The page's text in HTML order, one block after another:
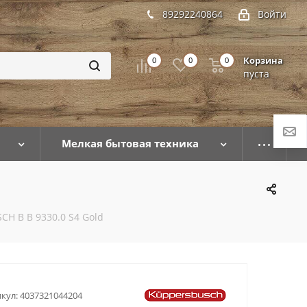
Войти
89292240864
0 0 Корзина
пуста
0
Мелкая бытовая техника
B B 9330.0 S4 Gold
4037321044204